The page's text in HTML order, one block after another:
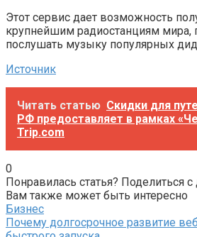
Этот сервис дает возможность
крупнейшим радиостанциям мира,
послушать музыку популярных
Источник
Читать статью Скидки для
РФ предоставляет в рамках
Trip.com
0
Понравилась статья? Поделиться с
Вам также может быть интересно
Бизнес
Почему долгосрочное развитие